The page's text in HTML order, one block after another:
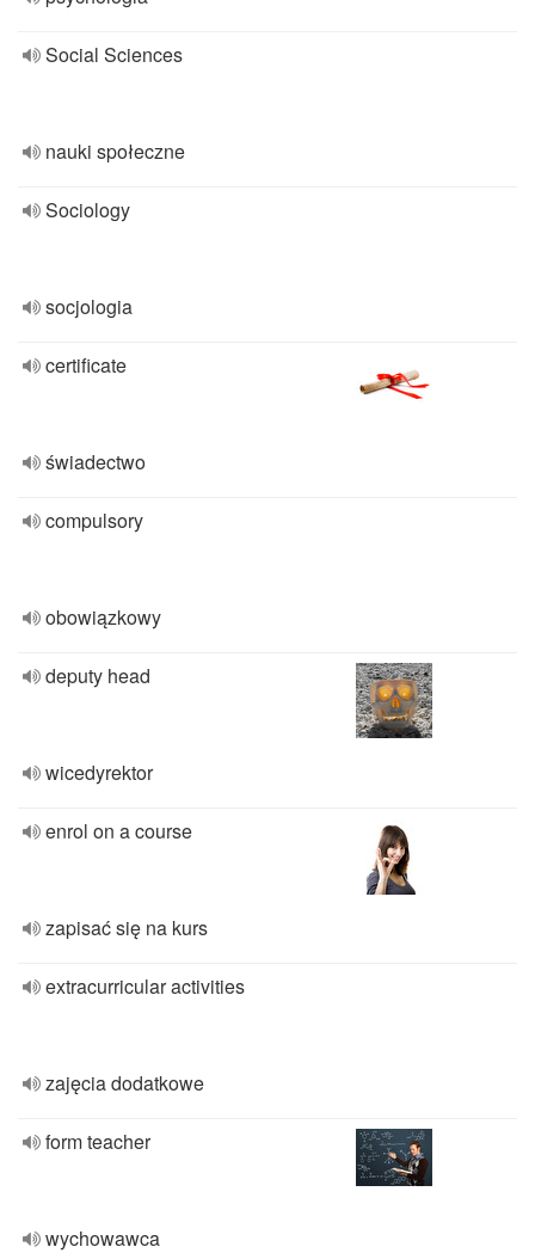
Social Sciences
nauki społeczne
Sociology
socjologia
certificate
świadectwo
compulsory
obowiązkowy
deputy head
wicedyrektor
enrol on a course
zapisać się na kurs
extracurricular activities
zajęcia dodatkowe
form teacher
wychowawca